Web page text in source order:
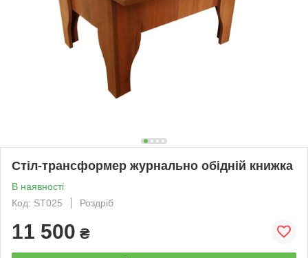
Стіл-трансформер журнально обідній книжка
В наявності
Код: ST025
Роздріб
11 500 ₴